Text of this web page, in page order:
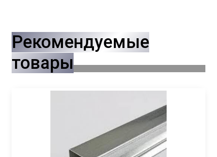
Рекомендуемые
товары